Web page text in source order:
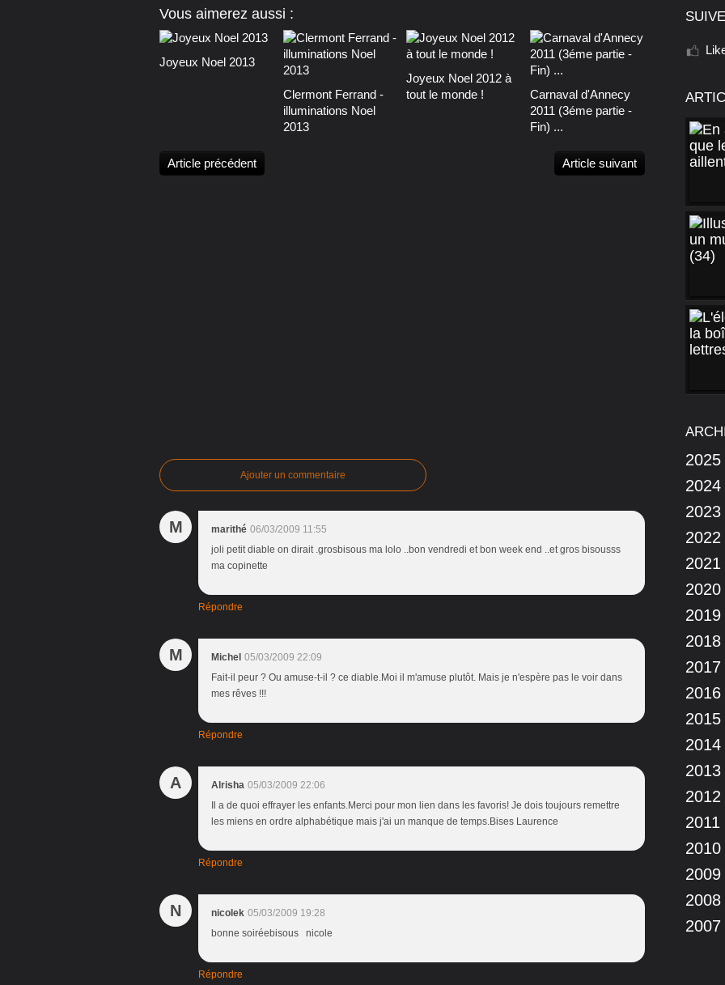
Vous aimerez aussi :
Joyeux Noel 2013
Clermont Ferrand -
illuminations Noel
2013
Joyeux Noel 2012 à
tout le monde !
Carnaval d'Annecy
2011 (3éme partie -
Fin) ...
Article précédent Article suivant
Ajouter un commentaire
M marithé 06/03/2009 11:55
joli petit diable on dirait .grosbisous ma lolo ..bon vendredi et bon week end ..et gros bisousss
ma copinette
Répondre
M Michel 05/03/2009 22:09
Fait-il peur ? Ou amuse-t-il ? ce diable.Moi il m'amuse plutôt. Mais je n'espère pas le voir dans
mes rêves !!!
Répondre
A Alrisha 05/03/2009 22:06
Il a de quoi effrayer les enfants.Merci pour mon lien dans les favoris! Je dois toujours remettre
les miens en ordre alphabétique mais j'ai un manque de temps.Bises Laurence
Répondre
N nicolek 05/03/2009 19:28
bonne soiréebisous nicole
Répondre
2025
2024
2023
2022
2021
2020
2019
2018
2017
2016
2015
2014
2013
2012
2011
2010
2009
2008
2007